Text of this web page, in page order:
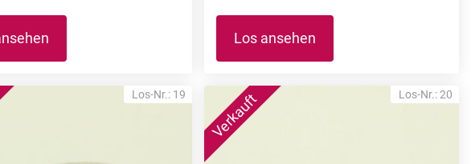
Los ansehen
Los-Nr.: 19 Los-Nr.: 20